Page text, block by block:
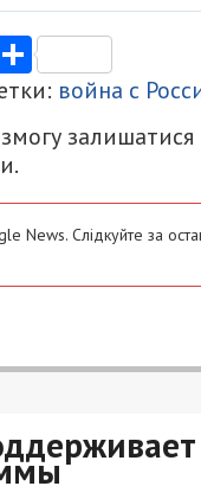
Поділитися
война с
News. Слідкуйте за